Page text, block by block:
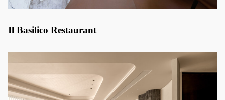
Il Basilico Restaurant